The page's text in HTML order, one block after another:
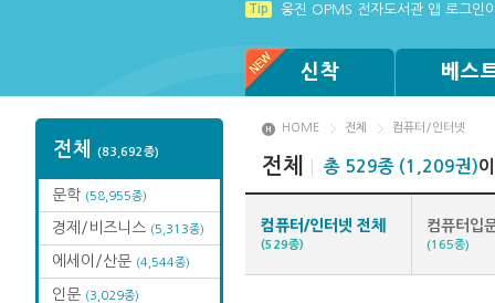
Tip 웅진 OPMS 전자도서관 앱 로그인
신착 베스
전체 (83,692종)
문학 (58,955종)
경제/비즈니스 (5,313종)
에세이/산문 (4,544종)
인문 (3,029종)
HOME 전체 컴퓨터/인터넷
전체 총 529종 (1,209권)
컴퓨터/인터넷 전체
(529종)
컴퓨터입
(165종)